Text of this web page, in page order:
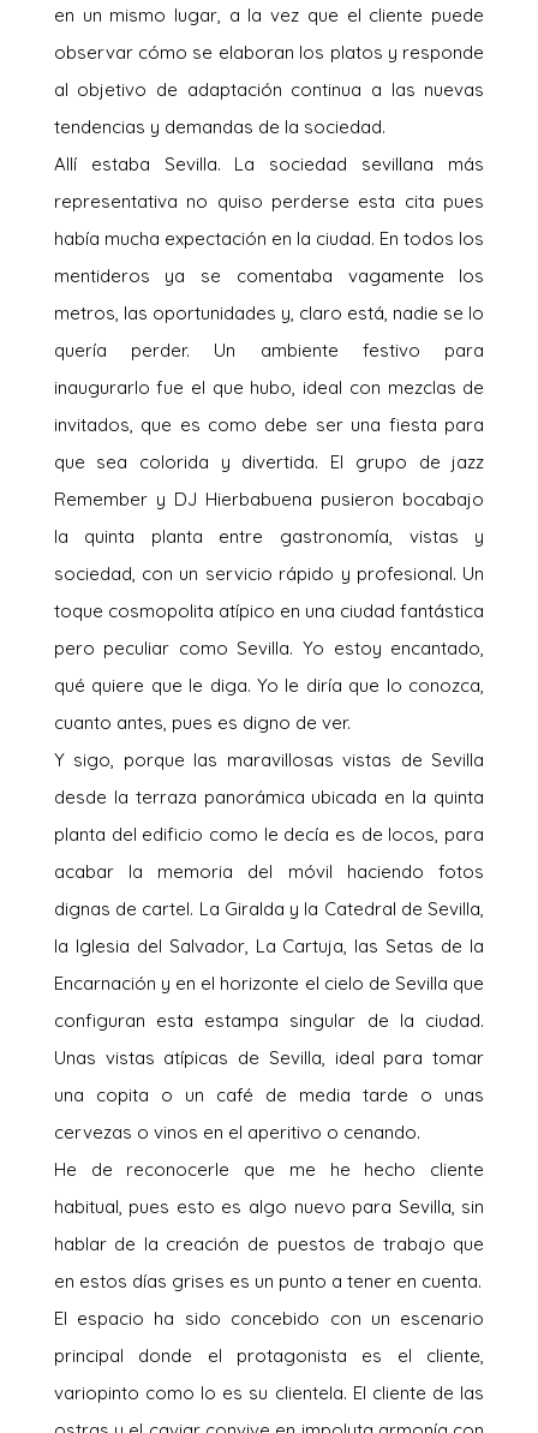
en un mismo lugar, a la vez que el cliente puede
observar cómo se elaboran los platos y responde
al objetivo de adaptación continua a las nuevas
tendencias y demandas de la sociedad.
Allí estaba Sevilla. La sociedad sevillana más
representativa no quiso perderse esta cita pues
había mucha expectación en la ciudad. En todos los
mentideros ya se comentaba vagamente los
metros, las oportunidades y, claro está, nadie se lo
quería perder. Un ambiente festivo para
inaugurarlo fue el que hubo, ideal con mezclas de
invitados, que es como debe ser una fiesta para
que sea colorida y divertida. El grupo de jazz
Remember y DJ Hierbabuena pusieron bocabajo
la quinta planta entre gastronomía, vistas y
sociedad, con un servicio rápido y profesional. Un
toque cosmopolita atípico en una ciudad fantástica
pero peculiar como Sevilla. Yo estoy encantado,
qué quiere que le diga. Yo le diría que lo conozca,
cuanto antes, pues es digno de ver.
Y sigo, porque las maravillosas vistas de Sevilla
desde la terraza panorámica ubicada en la quinta
planta del edificio como le decía es de locos, para
acabar la memoria del móvil haciendo fotos
dignas de cartel. La Giralda y la Catedral de Sevilla,
la Iglesia del Salvador, La Cartuja, las Setas de la
Encarnación y en el horizonte el cielo de Sevilla que
configuran esta estampa singular de la ciudad.
Unas vistas atípicas de Sevilla, ideal para tomar
una copita o un café de media tarde o unas
cervezas o vinos en el aperitivo o cenando.
He de reconocerle que me he hecho cliente
habitual, pues esto es algo nuevo para Sevilla, sin
hablar de la creación de puestos de trabajo que
en estos días grises es un punto a tener en cuenta.
El espacio ha sido concebido con un escenario
principal donde el protagonista es el cliente,
variopinto como lo es su clientela. El cliente de las